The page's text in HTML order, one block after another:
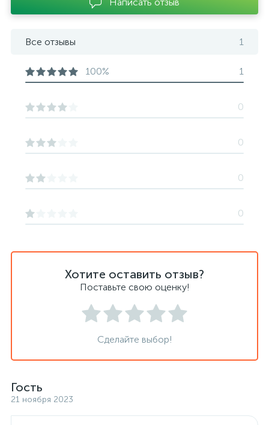
Хотите оставить отзыв?
Поставьте свою оценку!
Сделайте выбор!
Гость
21 ноября 2023
Все отзывы 1
100% 1
0
0
0
0